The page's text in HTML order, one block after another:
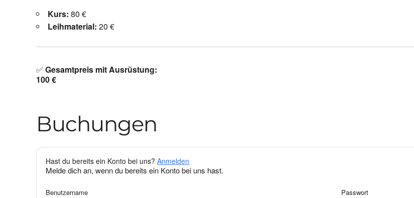
Kurs: 80 €
Leihmaterial: 20 €
✅ Gesamtpreis mit Ausrüstung:
100 €
Buchungen
Hast du bereits ein Konto bei uns? Anmelden
Melde dich an, wenn du bereits ein Konto bei uns hast.
Benutzername Passwort